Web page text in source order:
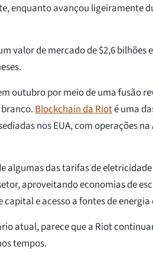
enquanto avançou ligeiramente
valor de mercado de $2,6 bilhões
outubro por meio de uma fusão
Blockchain da Rioté uma
nos EUA, com operações
algumas das tarifas de
aproveitando economias de
e acesso a fontes de energia
atual, parece que a Riot
tempos.